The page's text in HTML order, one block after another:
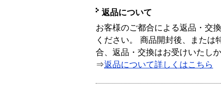
返品について
お客様のご都合による返品・交
ください。 商品開封後、または
合、返品・交換はお受けいたし
⇒返品について詳しくはこちら